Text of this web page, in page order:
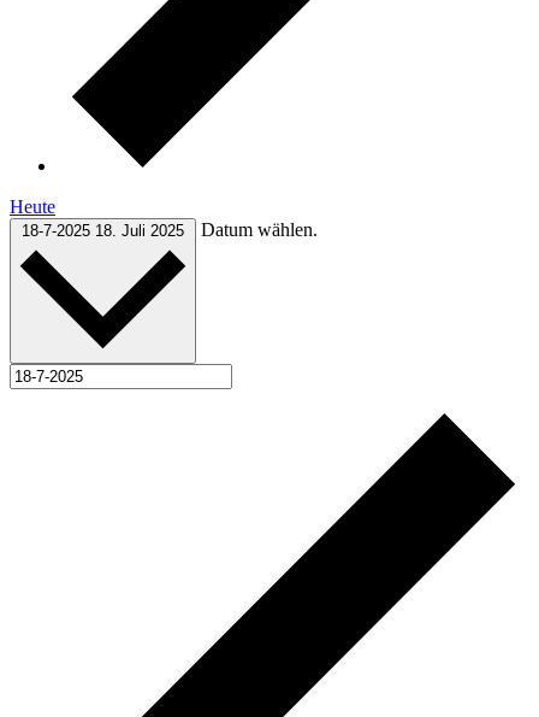
Heute
18-7-2025 18. Juli 2025 Datum wählen.